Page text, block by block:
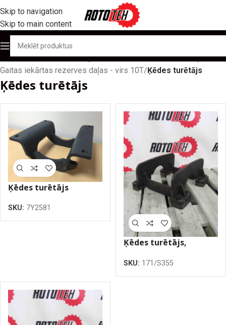
Skip to navigation
Skip to main content
Sākums/Produktu katalogs/Gaitas iekārtas rezerves daļas/
Gaitas iekārtas rezerves daļas - virs 10T/Ķēdes turētājs
Ķēdes turētājs
Ķēdes turētājs
SKU: 7Y2581
Ķēdes turētājs,
SKU: 171/S355